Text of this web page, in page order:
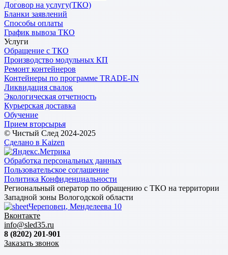
Договор на услугу(ТКО)
Бланки заявлений
Способы оплаты
График вывоза ТКО
Услуги
Обращение с ТКО
Производство модульных КП
Ремонт контейнеров
Контейнеры по программе TRADE-IN
Ликвидация свалок
Экологическая отчетность
Курьерская доставка
Обучение
Прием вторсырья
© Чистый След 2024-2025
Сделано в Kaizen
Обработка персональных данных
Пользовательское соглашение
Политика Конфиденциальности
Региональный оператор по обращению с ТКО на территории
Западной зоны Вологодской области
Череповец, Менделеева 10
Вконтакте
info@sled35.ru
8 (8202) 201-901
Заказать звонок